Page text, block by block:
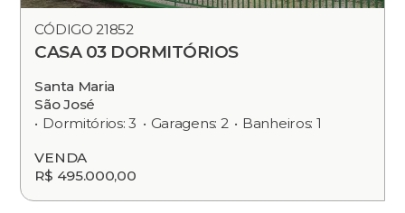
CÓDIGO 21852
CASA 03 DORMITÓRIOS
Santa Maria
São José
Dormitórios: 3
Garagens: 2
Banheiros: 1
VENDA
R$ 495.000,00